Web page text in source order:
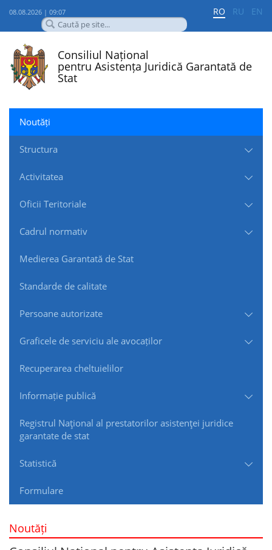
08.08.2026 | 09:07 RO RU EN
Consiliul Național
pentru Asistența Juridică Garantată de
Stat
Noutăți
Structura
Activitatea
Oficii Teritoriale
Cadrul normativ
Medierea Garantată de Stat
Standarde de сalitate
Persoane autorizate
Graficele de serviciu ale avocaților
Recuperarea cheltuielilor
Informație publică
Registrul Naţional al prestatorilor asistenţei juridice
garantate de stat
Statistică
Formulare
Noutăți